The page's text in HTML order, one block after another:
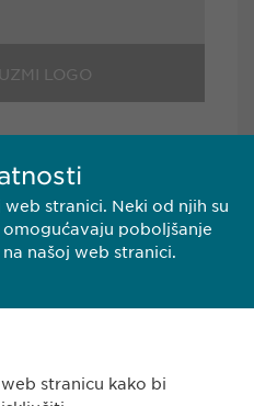
LOGO
585
stranici. Neki od njih su
poboljšanje
našoj web stranici.
stranicu kako bi